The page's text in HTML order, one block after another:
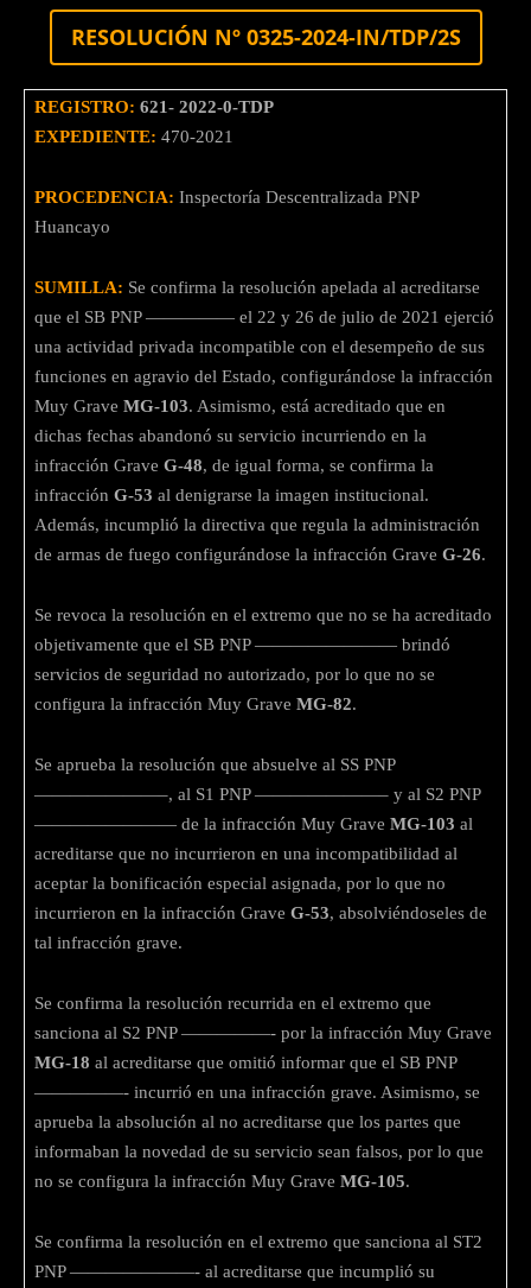
RESOLUCIÓN Nº 0325-2024-IN/TDP/2S
REGISTRO: 621- 2022-0-TDP
EXPEDIENTE: 470-2021
PROCEDENCIA: Inspectoría Descentralizada PNP
Huancayo
SUMILLA: Se confirma la resolución apelada al acreditarse
que el SB PNP ————— el 22 y 26 de julio de 2021 ejerció
una actividad privada incompatible con el desempeño de sus
funciones en agravio del Estado, configurándose la infracción
Muy Grave MG-103. Asimismo, está acreditado que en
dichas fechas abandonó su servicio incurriendo en la
infracción Grave G-48, de igual forma, se confirma la
infracción G-53 al denigrarse la imagen institucional.
Además, incumplió la directiva que regula la administración
de armas de fuego configurándose la infracción Grave G-26.
Se revoca la resolución en el extremo que no se ha acreditado
objetivamente que el SB PNP ———————— brindó
servicios de seguridad no autorizado, por lo que no se
configura la infracción Muy Grave MG-82.
Se aprueba la resolución que absuelve al SS PNP
———————–, al S1 PNP ———————– y al S2 PNP
———————— de la infracción Muy Grave MG-103 al
acreditarse que no incurrieron en una incompatibilidad al
aceptar la bonificación especial asignada, por lo que no
incurrieron en la infracción Grave G-53, absolviéndoseles de
tal infracción grave.
Se confirma la resolución recurrida en el extremo que
sanciona al S2 PNP —————- por la infracción Muy Grave
MG-18 al acreditarse que omitió informar que el SB PNP
—————- incurrió en una infracción grave. Asimismo, se
aprueba la absolución al no acreditarse que los partes que
informaban la novedad de su servicio sean falsos, por lo que
no se configura la infracción Muy Grave MG-105.
Se confirma la resolución en el extremo que sanciona al ST2
PNP ———————- al acreditarse que incumplió su